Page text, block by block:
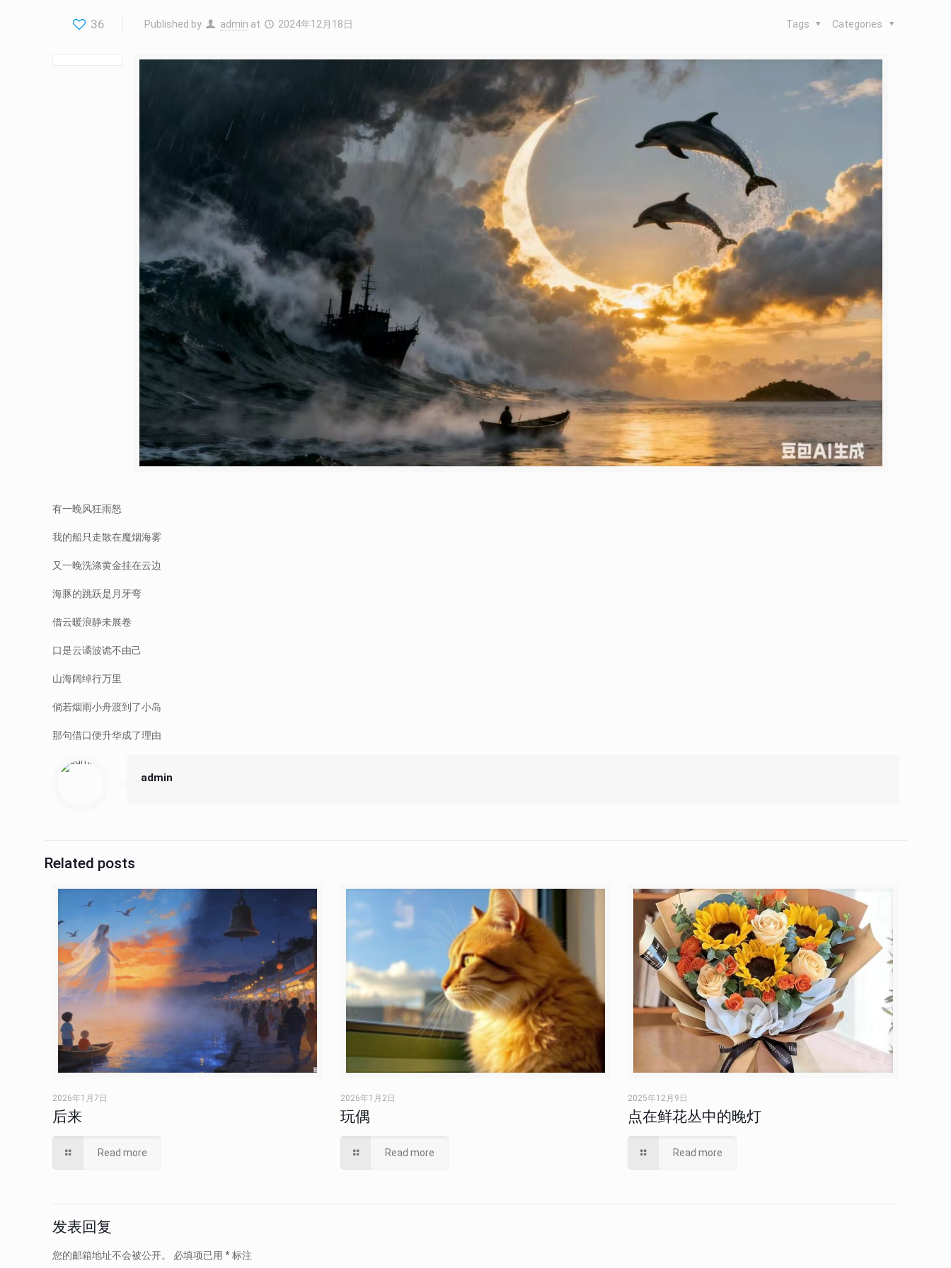
36 Published by admin at 2024年12月18日 Categories
Tags
有一晚风狂雨怒
我的船只走散在魔烟海雾
又一晚洗涤黄金挂在云边
海豚的跳跃是月牙弯
借云暖浪静未展卷
口是云谲波诡不由己
山海阔绰行万里
倘若烟雨小舟渡到了小岛
那句借口便升华成了理由
admin
Related posts
2026年1月7日
后来
Read more
2026年1月2日
玩偶
Read more
2025年12月9日
点在鲜花丛中的晚灯
Read more
发表回复
您的邮箱地址不会被公开。 必填项已用*标注